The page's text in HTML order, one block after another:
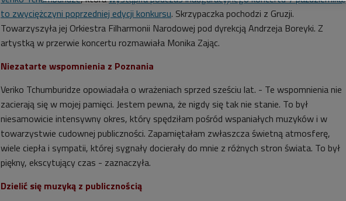
to zwyciężczyni poprzedniej edycji konkursu. Skrzypaczka pochodzi z Gruzji.
Towarzyszyła jej Orkiestra Filharmonii Narodowej pod dyrekcją Andrzeja Boreyki. Z
artystką w przerwie koncertu rozmawiała Monika Zając.
Niezatarte wspomnienia z Poznania
Veriko Tchumburidze opowiadała o wrażeniach sprzed sześciu lat. - Te wspomnienia nie
zacierają się w mojej pamięci. Jestem pewna, że nigdy się tak nie stanie. To był
niesamowicie intensywny okres, który spędziłam pośród wspaniałych muzyków i w
towarzystwie cudownej publiczności. Zapamiętałam zwłaszcza świetną atmosferę,
wiele ciepła i sympatii, której sygnały docierały do mnie z różnych stron świata. To był
piękny, ekscytujący czas - zaznaczyła.
Dzielić się muzyką z publicznością